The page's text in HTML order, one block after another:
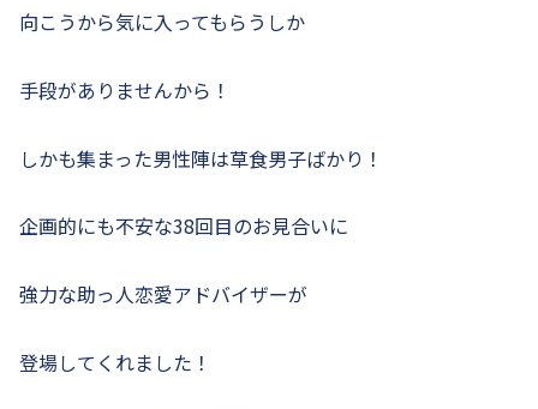
向こうから気に入ってもらうしか
手段がありませんから！
しかも集まった男性陣は草食男子ばかり！
企画的にも不安な38回目のお見合いに
強力な助っ人恋愛アドバイザーが
登場してくれました！